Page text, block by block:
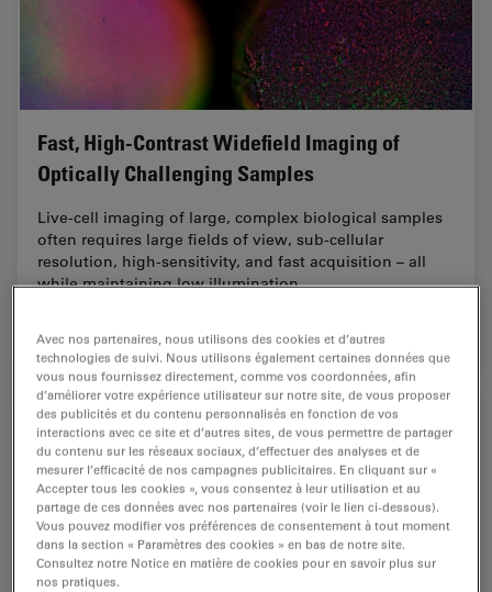
Fast, High-Contrast Widefield Imaging of
Optically Challenging Samples
Live‑cell imaging of large, complex biological samples
often requires large fields of view, sub-cellular
resolution, high-sensitivity, and fast acquisition – all
while maintaining low illumination…
Jun 25, 2026 Interviews Imagerie THUNDER
Avec nos partenaires, nous utilisons des cookies et d’autres
technologies de suivi. Nous utilisons également certaines données que
vous nous fournissez directement, comme vos coordonnées, afin
d’améliorer votre expérience utilisateur sur notre site, de vous proposer
des publicités et du contenu personnalisés en fonction de vos
interactions avec ce site et d’autres sites, de vous permettre de partager
du contenu sur les réseaux sociaux, d’effectuer des analyses et de
mesurer l’efficacité de nos campagnes publicitaires. En cliquant sur «
Accepter tous les cookies », vous consentez à leur utilisation et au
partage de ces données avec nos partenaires (voir le lien ci-dessous).
Vous pouvez modifier vos préférences de consentement à tout moment
dans la section « Paramètres des cookies » en bas de notre site.
Consultez notre Notice en matière de cookies pour en savoir plus sur
nos pratiques.